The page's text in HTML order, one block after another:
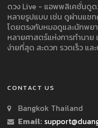
ดวง Live - แอพพลิเคชั่นดู
หลายรูปแบบ เช่น ดูผ่านแช
โดยตรงกับหมอดูและนักพย
หลายศาสตร์แห่งการทำนา
ง่ายที่สุด สะดวก รวดเร็ว แล
CONTACT US
Bangkok Thailand
Email: